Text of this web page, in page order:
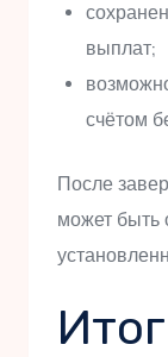
выплат;
счётом
После
может быть
Итог